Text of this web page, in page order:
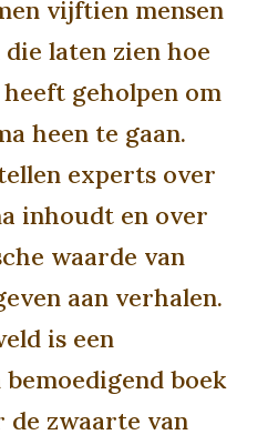
vijftien mensen
laten zien hoe
geholpen om
heen te gaan.
experts over
inhoudt en over
waarde van
aan verhalen.
is een
boek
de zwaarte van